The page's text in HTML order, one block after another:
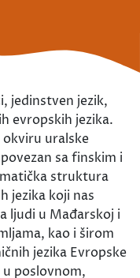
jedinstven jezik,
evropskih jezika.
uralske
sa finskim i
struktura
jezika koji nas
ljudi u Mađarskoj i
kao i širom
jezika Evropske
poslovnom,